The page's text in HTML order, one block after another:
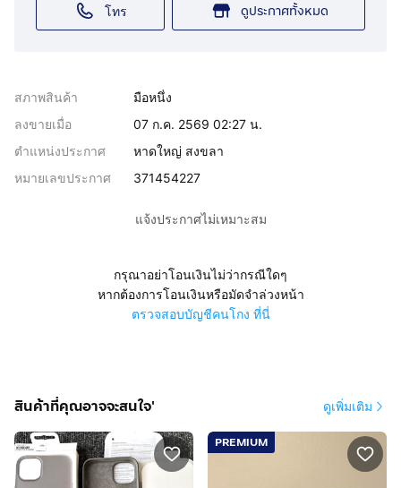
โทร ดูประกาศทั้งหมด
สภาพสินค้า
มือหนึ่ง
ลงขายเมื่อ
07 ก.ค. 2569 02:27 น.
ตำแหน่งประกาศ
หาดใหญ่ สงขลา
หมายเลขประกาศ
371454227
แจ้งประกาศไม่เหมาะสม
กรุณาอย่าโอนเงินไม่ว่ากรณีใดๆ
หากต้องการโอนเงินหรือมัดจำล่วงหน้า
ตรวจสอบบัญชีคนโกง ที่นี่
สินค้าที่คุณอาจจะสนใจ' ดูเพิ่มเติม
PREMIUM